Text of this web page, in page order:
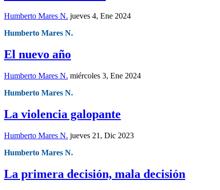
Humberto Mares N. jueves 4, Ene 2024
Humberto Mares N.
El nuevo año
Humberto Mares N. miércoles 3, Ene 2024
Humberto Mares N.
La violencia galopante
Humberto Mares N. jueves 21, Dic 2023
Humberto Mares N.
La primera decisión, mala decisión